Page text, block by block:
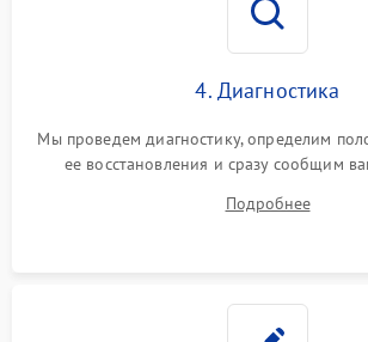
4. Диагностика
Мы проведем диагностику, определим
ее восстановления и сразу сообщим
Подробнее